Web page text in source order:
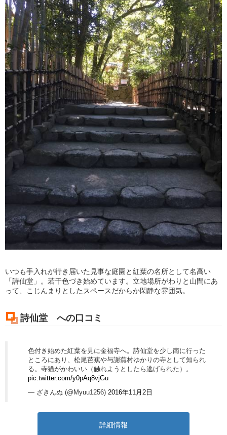
いつも手入れが行き届いた見事な庭園と紅葉の名所として名高い
「詩仙堂」。若干色づき始めています。立地場所がわりと山間にあ
って、こじんまりとしたスペースだからか閑静な雰囲気。
詩仙堂 への口コミ
色付き始めた紅葉を見に金福寺へ。詩仙堂を少し南に行った
ところにあり、松尾芭蕉や与謝蕪村ゆかりの寺として知られ
る。寺猫がかわいい（触れようとしたら逃げられた）。
pic.twitter.com/y0pAq8vjGu
— ざきんぬ (@Myuu1256) 2016年11月2日
詳細情報